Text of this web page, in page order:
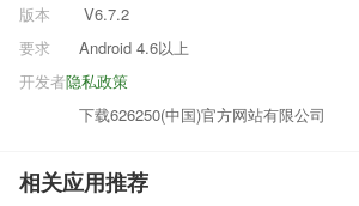
版本
V6.7.2
要求
Android 4.6以上
隐私政策
开发者
下载626250(中国)官方网站有限公司
相关应用推荐